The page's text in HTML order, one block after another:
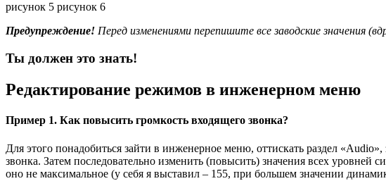
рисунок 5 рисунок 6
Предупреждение! Перед изменениями перепишите все заводские значения
Ты должен это знать!
Редактирование режимов в инженерном меню
Пример 1. Как повысить громкость входящего звонка?
Для этого понадобиться зайти в инженерное меню, оттискать раздел
звонка. Затем последовательно изменить (повысить) значения всех
оно не максимальное (у себя я выставил – 155, при большем значении